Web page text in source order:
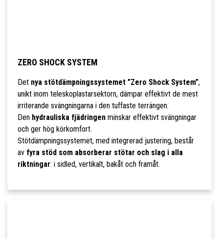
ZERO SHOCK SYSTEM
Det nya stötdämpningssystemet ”Zero Shock System”,
unikt inom teleskoplastarsektorn, dämpar effektivt de mest
irriterande svängningarna i den tuffaste terrängen.
Den hydrauliska fjädringenminskar effektivt svängningar
och ger hög körkomfort.
Stötdämpningssystemet, med integrerad justering, består
av fyra stöd som absorberar stötar och slag i alla
riktningar: i sidled, vertikalt, bakåt och framåt.